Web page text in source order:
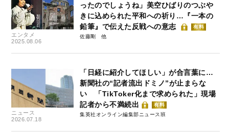
エンタメ
2025.08.06
ったのでしょうね」美空ひばりのつぶや
きに込められた平和への祈り…『一本の
鉛筆』で伝えた反戦への意志
有料
佐藤剛
ニュース
2026.07.18
「日経に紹介してほしい」が合言葉に…
新聞社の“記者流出ドミノ”が止まらな
い 「TikToker化まで求められた」現場
記者から不満続出
有料
集英社オンライン編集部ニュース班